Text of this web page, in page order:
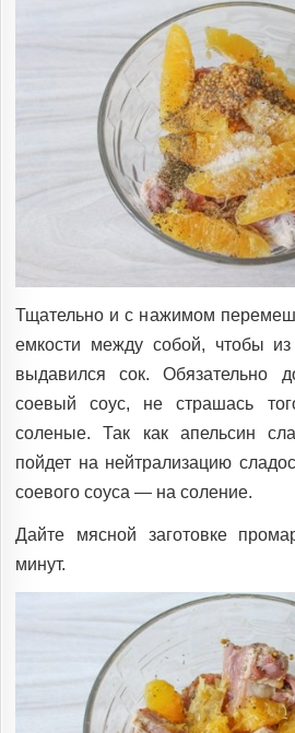
Тщательно и с нажимом
емкости между собой, чтобы
выдавился сок. Обязательно
соевый соус, не страшась
соленые. Так как апельсин
пойдет на нейтрализацию
соевого соуса — на соление.
Дайте мясной заготовке
минут.